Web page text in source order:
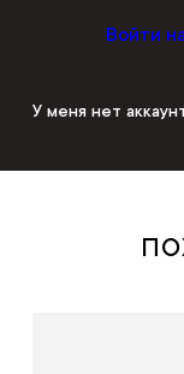
Войти
У меня нет